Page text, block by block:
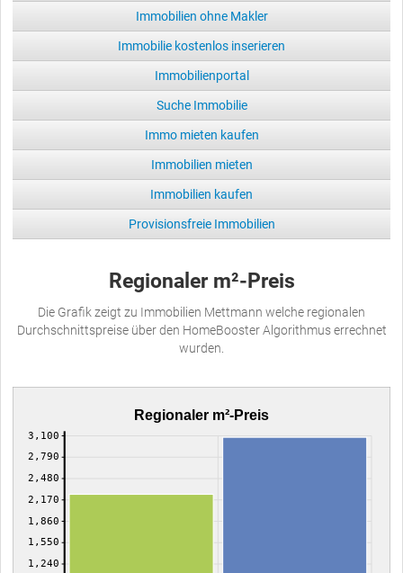
Immobilien ohne Makler
Immobilie kostenlos inserieren
Immobilienportal
Suche Immobilie
Immo mieten kaufen
Immobilien mieten
Immobilien kaufen
Provisionsfreie Immobilien
Regionaler m²-Preis
Die Grafik zeigt zu Immobilien Mettmann welche regionalen
Durchschnittspreise über den HomeBooster Algorithmus errechnet
wurden.
Regionaler m²-Preis
1,240
1,550
1,860
2,170
2,480
2,790
3,100